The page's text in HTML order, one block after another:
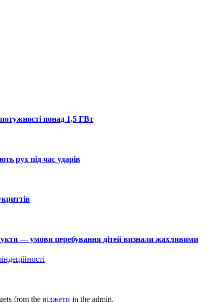
понад 1,5 ГВт
рух під час ударів
— умови перебування дітей визнали жахливими
from the віджети in the admin.